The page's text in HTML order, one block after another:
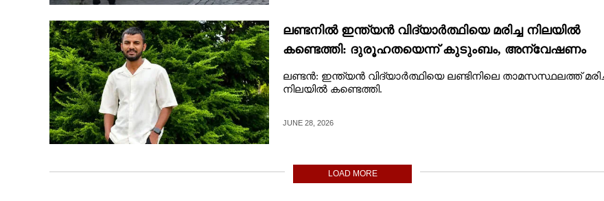
ലണ്ടനിൽ ഇന്ത്യൻ വിദ്യാർത്ഥിയെ മരിച്ച നിലയിൽ
കണ്ടെത്തി: ദുരൂഹതയെന്ന് കുടുംബം, അന്വേഷണം
ലണ്ടൻ: ഇന്ത്യൻ വിദ്യാർത്ഥിയെ ലണ്ടിനിലെ താമസസ്ഥലത്ത്
നിലയിൽ കണ്ടെത്തി.
JUNE 28, 2026
LOAD MORE